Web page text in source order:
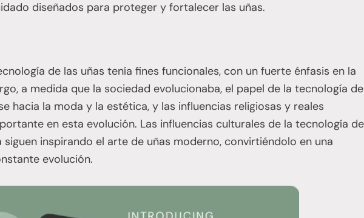
diseñados para proteger y fortalecer las uñas.
de las uñas tenía fines funcionales, con un fuerte énfasis en la
a medida que la sociedad evolucionaba, el papel de la tecnología de
hacia la moda y la estética, y las influencias religiosas y reales
en esta evolución. Las influencias culturales de la tecnología de
siguen inspirando el arte de uñas moderno, convirtiéndolo en una
evolución.